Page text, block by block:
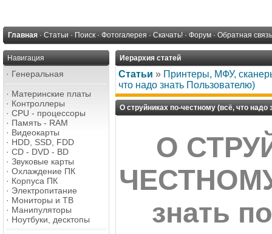
Главная · Статьи · Поиск · Фотогалерея · Скачать! · Форум · Обратная связь
Навигация
· Генеральная
· Материнские платы
· Контроллеры
· CPU - процессоры
· Память - RAM
· Видеокарты
· HDD, SSD, FDD
· CD - DVD - BD
· Звуковые карты
· Охлаждение ПК
· Корпуса ПК
· Электропитание
· Мониторы и ТВ
· Манипуляторы
· Ноутбуки, десктопы
Иерархия статей
Статьи » Принтеры, МФУ,
что надо знать Пользователю)
О струйниках по-честному (всё, что
О
ЧЕСТНОМУ
знать